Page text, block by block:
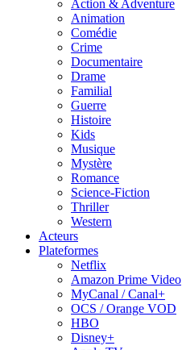
Action & Adventure
Animation
Comédie
Crime
Documentaire
Drame
Familial
Guerre
Histoire
Kids
Musique
Mystère
Romance
Science-Fiction
Thriller
Western
Acteurs
Plateformes
Netflix
Amazon Prime Video
MyCanal / Canal+
OCS / Orange VOD
HBO
Disney+